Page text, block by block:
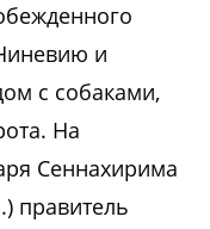
и
с собаками,
На
Сеннахирима
правитель